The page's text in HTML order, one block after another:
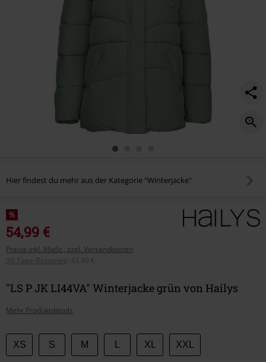
Hier findest du mehr aus der Kategorie "Winterjacke"
%
54,99 €
Preise inkl. MwSt., zzgl. Versandkosten
30-Tage-Bestpreis
43,99 €
"LS P JK LI44VA" Winterjacke grün von Hailys
Mehr Produktdetails
Wähle
deine
XS S M XL XXL